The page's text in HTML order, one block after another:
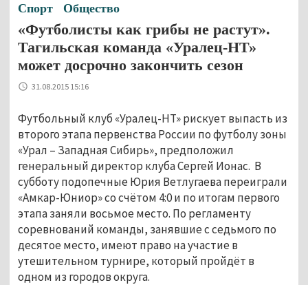
Спорт Общество
«Футболисты как грибы не растут».
Тагильская команда «Уралец-НТ»
может досрочно закончить сезон
31.08.2015 15:16
Футбольный клуб «Уралец-НТ» рискует выпасть из
второго этапа первенства России по футболу зоны
«Урал – Западная Сибирь», предположил
генеральный директор клуба Сергей Ионас. В
субботу подопечные Юрия Ветлугаева переиграли
«Амкар-Юниор» со счётом 4:0 и по итогам первого
этапа заняли восьмое место. По регламенту
соревнований команды, занявшие с седьмого по
десятое место, имеют право на участие в
утешительном турнире, который пройдёт в
одном из городов округа.